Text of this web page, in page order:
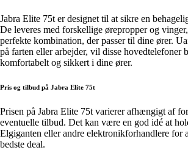
Jabra Elite 75t er designet til at sikre en
De leveres med forskellige ørepropper og
perfekte kombination, der passer til dine ører.
på farten eller arbejder, vil disse hovedtelefoner
komfortabelt og sikkert i dine ører.
Pris og tilbud på Jabra Elite 75t
Prisen på Jabra Elite 75t varierer afhængigt af
eventuelle tilbud. Det kan være en god idé at
Elgiganten eller andre elektronikforhandlere for
bedste deal.